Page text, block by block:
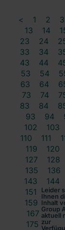
< 1 2 3
13
14
23
24
33
34
43
44
53
54
63
64
73
74
83
84
93
94
102
103
110
111
119
120
127
128
135
136
143
144
151
152
159
160
167
168
175
176
Leider
Ihnen
Inhalt
Group
aktuell
zur